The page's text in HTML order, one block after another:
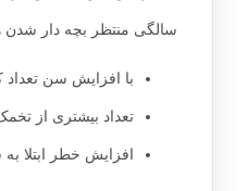
سالگی منتظر بچه دار شدن هستند. زنان بالای 35 سال بیشتر در معرض خطر ابتلا
با افزایش سن
تعداد بیشتری از
افزایش خطر ابتلا به